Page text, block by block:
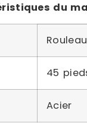
du
Rouleau
45
Acier